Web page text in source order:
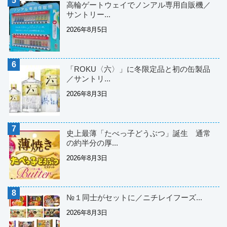
高輪ゲートウェイでノンアル専用自販機／
サントリー...
2026年8月5日
「ROKU〈六〉」に冬限定品と初の缶製品
／サントリ...
2026年8月3日
史上最薄「たべっ子どうぶつ」誕生 通常
の約半分の厚...
2026年8月3日
№１同士がセットに／ニチレイフーズ...
2026年8月3日